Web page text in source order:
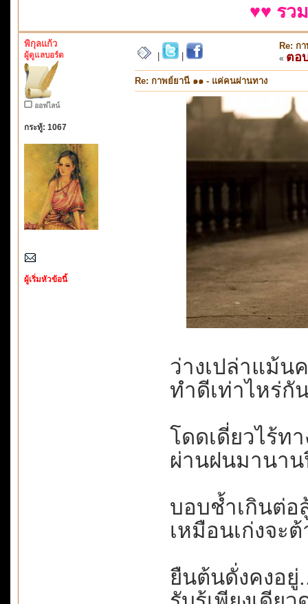
♥♥ รว
พิกุลแก้ว
ผู้ดูแลบอร์ด
ออฟไลน์
กระทู้: 1067
ผู้เริ่มหัวข้อนี้
Re: ก
« ตอ
Re: กาพย์ยานี ๑๑ - แค่คนผ่านทาง
ว่างเปล่าแม้น
ทำดีเท่าไหร่กั
โดดเดี่ยวไร้ท
ผ่านฝนมานา
บอบช้ำเกินต่อ
เหมือนเก่งจะ
ยืนต้นดั่งคงอยู่